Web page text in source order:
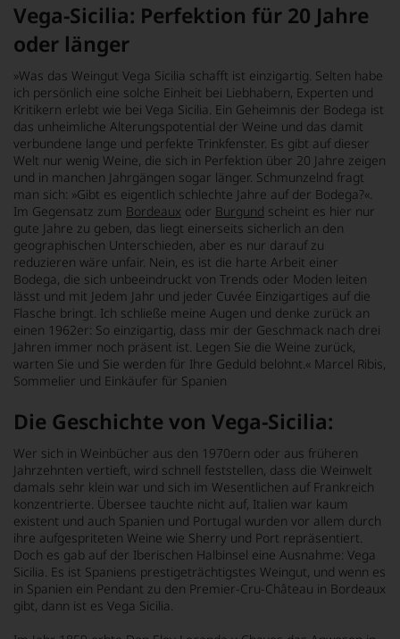
Vega-Sicilia: Perfektion für 20 Jahre
oder länger
»Was das Weingut Vega Sicilia schafft ist einzigartig. Selten habe
ich persönlich eine solche Einheit bei Liebhabern, Experten und
Kritikern erlebt wie bei Vega Sicilia. Ein Geheimnis der Bodega ist
das unheimliche Alterungspotential der Weine und das damit
verbundene lange und perfekte Trinkfenster. Es gibt auf dieser
Welt nur wenig Weine, die sich in Perfektion über 20 Jahre zeigen
und in manchen Jahrgängen sogar länger. Schmunzelnd fragt
man sich: »Gibt es eigentlich schlechte Jahre auf der Bodega?«.
Im Gegensatz zum Bordeaux oder Burgund scheint es hier nur
gute Jahre zu geben, das liegt einerseits sicherlich an den
geographischen Unterschieden, aber es nur darauf zu
reduzieren wäre unfair. Nein, es ist die harte Arbeit einer
Bodega, die sich unbeeindruckt von Trends oder Moden leiten
lässt und mit Jedem Jahr und jeder Cuvée Einzigartiges auf die
Flasche bringt. Ich schließe meine Augen und denke zurück an
einen 1962er: So einzigartig, dass mir der Geschmack nach drei
Jahren immer noch präsent ist. Legen Sie die Weine zurück,
warten Sie und Sie werden für Ihre Geduld belohnt.« Marcel Ribis,
Sommelier und Einkäufer für Spanien
Die Geschichte von Vega-Sicilia:
Wer sich in Weinbücher aus den 1970ern oder aus früheren
Jahrzehnten vertieft, wird schnell feststellen, dass die Weinwelt
damals sehr klein war und sich im Wesentlichen auf Frankreich
konzentrierte. Übersee tauchte nicht auf, Italien war kaum
existent und auch Spanien und Portugal wurden vor allem durch
ihre aufgespriteten Weine wie Sherry und Port repräsentiert.
Doch es gab auf der Iberischen Halbinsel eine Ausnahme: Vega
Sicilia. Es ist Spaniens prestigeträchtigstes Weingut, und wenn es
in Spanien ein Pendant zu den Premier-Cru-Château in Bordeaux
gibt, dann ist es Vega Sicilia.